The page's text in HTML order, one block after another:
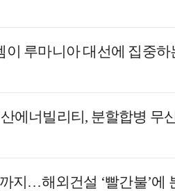
이 루마니아 대선에 집중하
에너빌리티, 분할합병 무
지…해외건설 ‘빨간불’에